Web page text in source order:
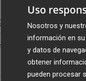
de este
en diversas
movimiento', esta
Uso
Nosotros y
información en
y datos de
obtener
pueden procesar